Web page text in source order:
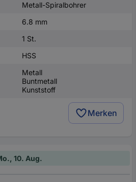
Metall-Spiralbohrer
6.8 mm
1 St.
HSS
Metall
Buntmetall
Kunststoff
Merken
10. Aug.